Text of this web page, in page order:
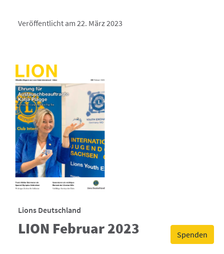
Spenden
Veröffentlicht am 22. März 2023
Lions Deutschland
LION Februar 2023